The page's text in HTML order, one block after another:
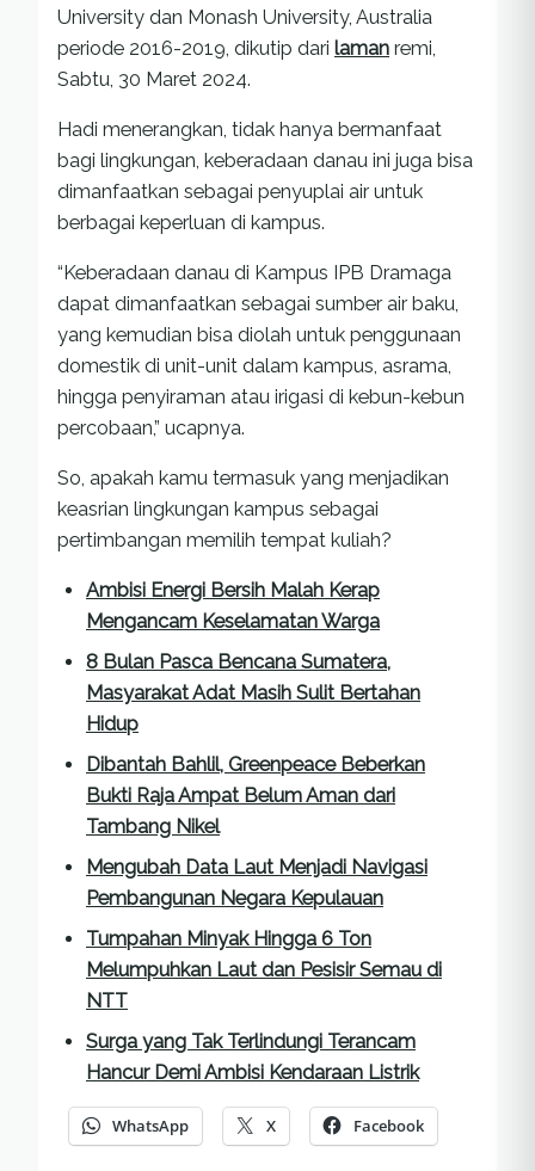
University dan Monash University, Australia
periode 2016-2019, dikutip dari laman remi,
Sabtu, 30 Maret 2024.
Hadi menerangkan, tidak hanya bermanfaat
bagi lingkungan, keberadaan danau ini juga bisa
dimanfaatkan sebagai penyuplai air untuk
berbagai keperluan di kampus.
“Keberadaan danau di Kampus IPB Dramaga
dapat dimanfaatkan sebagai sumber air baku,
yang kemudian bisa diolah untuk penggunaan
domestik di unit-unit dalam kampus, asrama,
hingga penyiraman atau irigasi di kebun-kebun
percobaan,” ucapnya.
So, apakah kamu termasuk yang menjadikan
keasrian lingkungan kampus sebagai
pertimbangan memilih tempat kuliah?
Ambisi Energi Bersih Malah Kerap
Mengancam Keselamatan Warga
8 Bulan Pasca Bencana Sumatera,
Masyarakat Adat Masih Sulit Bertahan
Hidup
Dibantah Bahlil, Greenpeace Beberkan
Bukti Raja Ampat Belum Aman dari
Tambang Nikel
Mengubah Data Laut Menjadi Navigasi
Pembangunan Negara Kepulauan
Tumpahan Minyak Hingga 6 Ton
Melumpuhkan Laut dan Pesisir Semau di
NTT
Surga yang Tak Terlindungi Terancam
Hancur Demi Ambisi Kendaraan Listrik
WhatsApp X Facebook